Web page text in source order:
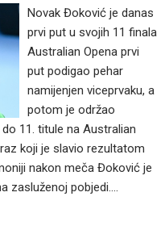
Novak Đoković je danas
prvi put u svojih 11 finala
Australian Opena prvi
put podigao pehar
namijenjen viceprvaku, a
potom je održao
11. titule na Australian
koji je slavio rezultatom
nakon meča Đoković je
zasluženoj pobjedi.…